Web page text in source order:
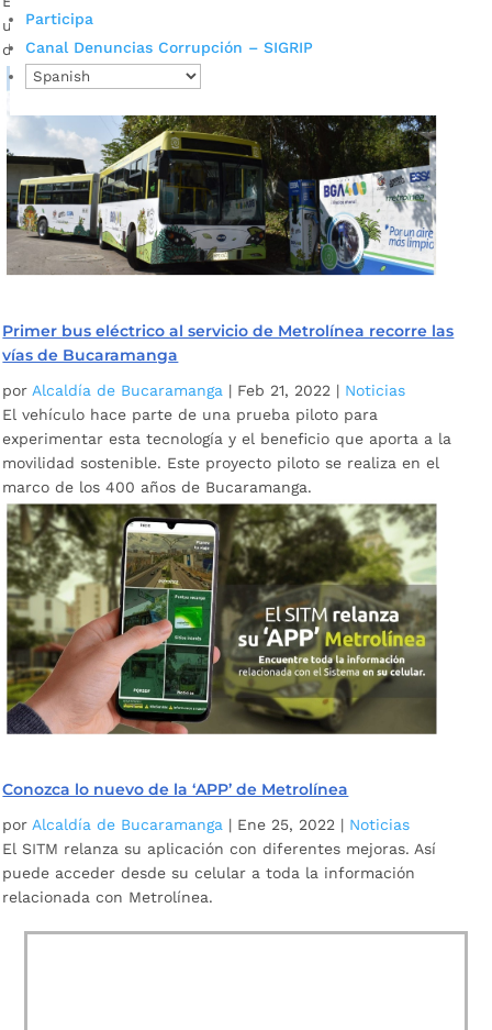
Participa
Canal Denuncias Corrupción – SIGRIP
usuarios del transporte público y prevenir cualquier tipo de
delito.
Primer bus eléctrico al servicio de Metrolínea recorre las
vías de Bucaramanga
por Alcaldía de Bucaramanga | Feb 21, 2022 | Noticias
El vehículo hace parte de una prueba piloto para
experimentar esta tecnología y el beneficio que aporta a la
movilidad sostenible. Este proyecto piloto se realiza en el
marco de los 400 años de Bucaramanga.
Conozca lo nuevo de la ‘APP’ de Metrolínea
por Alcaldía de Bucaramanga | Ene 25, 2022 | Noticias
El SITM relanza su aplicación con diferentes mejoras. Así
puede acceder desde su celular a toda la información
relacionada con Metrolínea.